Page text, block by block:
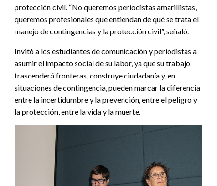
protección civil. “No queremos periodistas amarillistas,
queremos profesionales que entiendan de qué se trata el
manejo de contingencias y la protección civil”, señaló.
Invitó a los estudiantes de comunicación y periodistas a
asumir el impacto social de su labor, ya que su trabajo
trascenderá fronteras, construye ciudadanía y, en
situaciones de contingencia, pueden marcar la diferencia
entre la incertidumbre y la prevención, entre el peligro y
la protección, entre la vida y la muerte.